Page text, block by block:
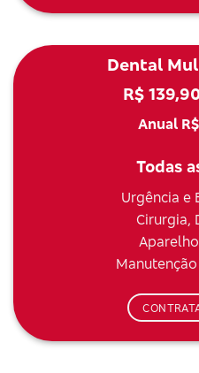
Dental
R$
Anual
Todas
Urgência e
Cirurgia,